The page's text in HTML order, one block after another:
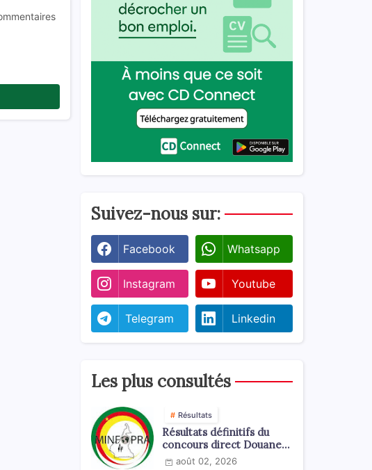
Suivez-nous sur:
Facebook Whatsapp
Instagram Youtube
Telegram Linkedin
Les plus consultés
Résultats
Résultats définitifs du
concours direct Douanes
2026août 02, 2026